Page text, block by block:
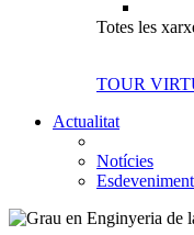
Totes les
TOUR
Actualitat
Notícies